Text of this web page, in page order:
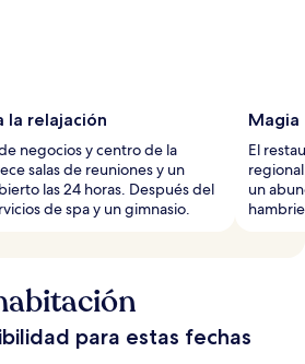
la relajación
negocios y centro de la
salas de reuniones y un
las 24 horas. Después del
de spa y un gimnasio.
Magia
El
un
para estas fechas